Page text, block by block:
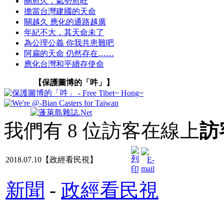
擔當台灣建國的天命
關越久 應化的通路越廣
年紀不大，其天命未了
為公理公義 你我共患難吧
阿扁的天命 仍然存在……
應化台灣和平續存使命
【保護圖博的「吽」】
我們有 8 位訪客在線上訪
2018.07.10【政經看民視】
新聞 - 政經看民視